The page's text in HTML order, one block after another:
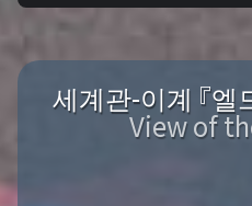
세계관-이계 『엘
View of